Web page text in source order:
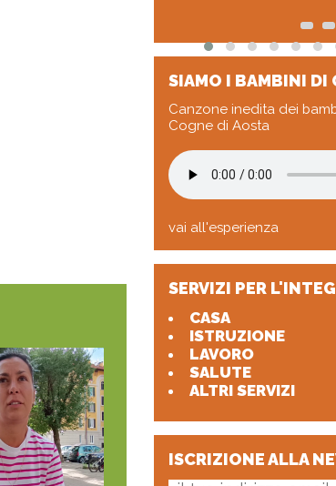
SIAMO I BAMBINI DI
Canzone inedita dei
Cogne di Aosta
vai all'esperienza
SERVIZI PER
CASA
ISTRUZIONE
LAVORO
SALUTE
ALTRI SERVIZI
ISCRIZIONE ALLA